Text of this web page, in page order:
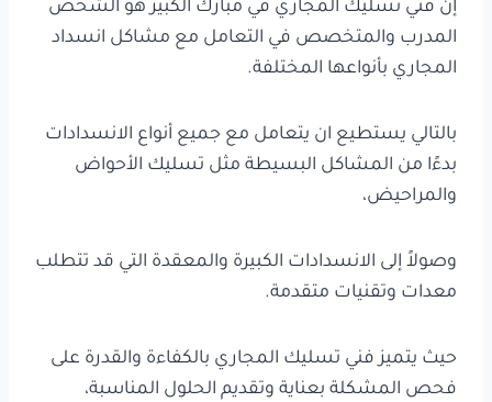
إن فني تسليك المجاري في مبارك الكبير هو الشخص
المدرب والمتخصص في التعامل مع مشاكل انسداد
المجاري بأنواعها المختلفة.
بالتالي يستطيع ان يتعامل مع جميع أنواع الانسدادات
بدءًا من المشاكل البسيطة مثل تسليك الأحواض
والمراحيض،
وصولاً إلى الانسدادات الكبيرة والمعقدة التي قد تتطلب
معدات وتقنيات متقدمة.
حيث يتميز فني تسليك المجاري بالكفاءة والقدرة على
فحص المشكلة بعناية وتقديم الحلول المناسبة،